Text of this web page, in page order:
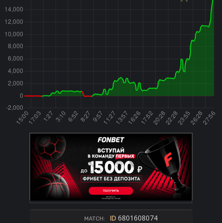
MATCH: 6801608074